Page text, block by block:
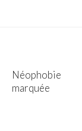
Néophobie
marquée